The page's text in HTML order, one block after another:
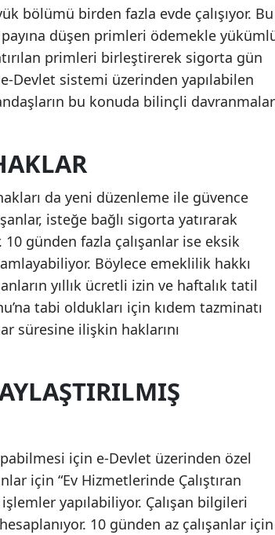
Tekirdağ
Tokat
Trabzon
Şanlıurfa
Uşak
Van
Zonguldak
Karaman
Şırnak
Bartın
bölümü birden fazla evde çalışıyor. Bu
düşen primleri ödemekle
primleri birleştirerek sigorta gün
e-Devlet sistemi üzerinden yapılabilen
bu konuda bilinçli
da yeni düzenleme ile güvence
isteğe bağlı sigorta yatırarak
günden fazla çalışanlar ise eksik
Böylece emeklilik hakkı
yıllık ücretli izin ve haftalık tatil
tabi oldukları için kıdem tazminatı
süresine ilişkin haklarını
için e-Devlet üzerinden özel
için “Ev Hizmetlerinde Çalıştıran
yapılabiliyor. Çalışan bilgileri
10 günden az çalışanlar için